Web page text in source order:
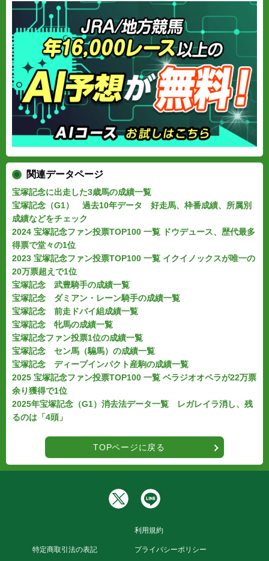
関連データページ
宝塚記念に出走した3歳馬の成績一覧
宝塚記念（G1） 過去10年データ 好走馬、枠番成績、所属別
成績などをチェック
2024 宝塚記念ファン投票TOP100 一覧 ドウデュース、歴代最多
得票で堂々の1位
2023 宝塚記念ファン投票TOP100 一覧 イクイノックスが唯一の
20万票超えで1位
宝塚記念 武豊騎手の成績一覧
宝塚記念 ダミアン・レーン騎手の成績一覧
宝塚記念 前走ドバイ組成績一覧
宝塚記念 牝馬の成績一覧
宝塚記念ファン投票1位の成績一覧
宝塚記念 セン馬（騸馬）の成績一覧
宝塚記念 ディープインパクト産駒の成績一覧
2025 宝塚記念ファン投票TOP100 一覧 ベラジオオペラが22万票
余り獲得で1位
2025年宝塚記念（G1）消去法データ一覧 レガレイラ消し、残
るのは「4頭」
TOPページに戻る
利用規約
特定商取引法の表記 プライバシーポリシー